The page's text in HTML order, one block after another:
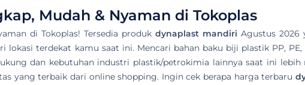
Mudah & Nyaman di Tokoplas
di Tokoplas! Tersedia produk dynaplast mandiri Agustus 2026
terdekat kamu saat ini. Mencari bahan baku biji plastik PP, PE,
dan kebutuhan industri plastik/petrokimia lainnya saat ini
yang terbaik dari online shopping. Ingin cek berapa harga terbaru